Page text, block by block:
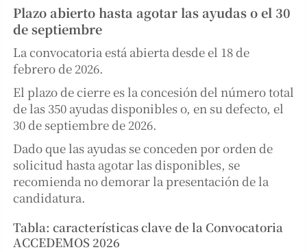
Plazo abierto hasta agotar las ayudas o el 30
de septiembre
La convocatoria está abierta desde el 18 de
febrero de 2026.
El plazo de cierre es la concesión del número total
de las 350 ayudas disponibles o, en su defecto, el
30 de septiembre de 2026.
Dado que las ayudas se conceden por orden de
solicitud hasta agotar las disponibles, se
recomienda no demorar la presentación de la
candidatura.
Tabla: características clave de la Convocatoria
ACCEDEMOS 2026